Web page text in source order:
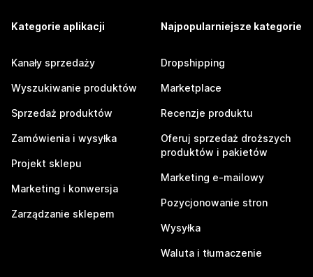
Kategorie aplikacji
Kanały sprzedaży
Wyszukiwanie produktów
Sprzedaż produktów
Zamówienia i wysyłka
Projekt sklepu
Marketing i konwersja
Zarządzanie sklepem
Najpopularniejsze kategorie
Dropshipping
Marketplace
Recenzje produktu
Oferuj sprzedaż droższych
produktów i pakietów
Marketing e-mailowy
Pozycjonowanie stron
Wysyłka
Waluta i tłumaczenie